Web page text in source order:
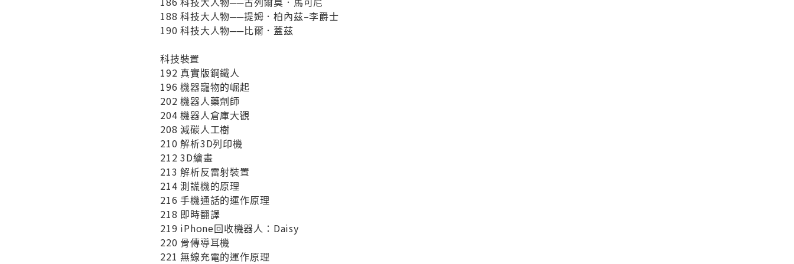
188 科技大人物──提姆．柏內茲–李爵士
190 科技大人物──比爾．蓋茲
科技裝置
192 真實版鋼鐵人
196 機器寵物的崛起
202 機器人藥劑師
204 機器人倉庫大觀
208 減碳人工樹
210 解析3D列印機
212 3D繪畫
213 解析反雷射裝置
214 測謊機的原理
216 手機通話的運作原理
218 即時翻譯
219 iPhone回收機器人：Daisy
220 骨傳導耳機
221 無線充電的運作原理